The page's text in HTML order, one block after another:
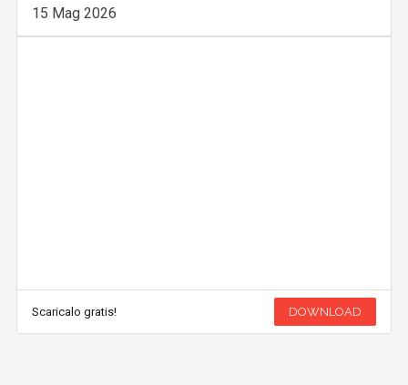
15 Mag 2026
Scaricalo gratis! DOWNLOAD